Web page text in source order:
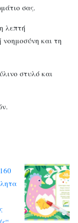
σας.
λεπτή
νοημοσύνη και τη
στυλό και